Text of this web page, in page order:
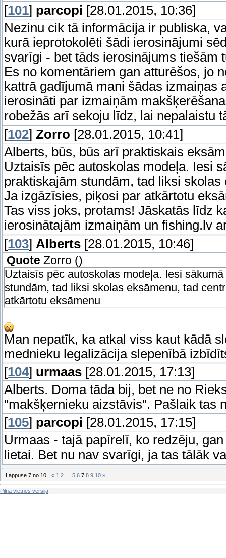
[101] parcopi [28.01.2015, 10:36]
Nezinu cik tā informācija ir publiska,
kurā ieprotokolēti šādi ierosinājumi
svarīgi - bet tāds ierosinājums tiešām
Es no komentāriem gan atturēšos, jo
kattrā gadījumā mani šādas
ierosināti par izmaiņām
robežās arī sekoju līdz, lai nepalaistu
[102] Zorro [28.01.2015, 10:41]
Alberts, būs, būs arī praktiskais
Uztaisīs pēc autoskolas modeļa. Iesi
praktiskajām stundām, tad liksi
Ja izgāzīsies, piķosi par atkārtotu
Tas viss joks, protams! Jāskatās līdz
ierosinātajām izmaiņām un fishing.lv
[103] Alberts [28.01.2015, 10:46]
Quote Zorro ()
Uztaisīs pēc autoskolas modeļa. Iesi
stundām, tad liksi skolas eksāmenu, tad
atkārtotu eksāmenu
Man nepatīk, ka atkal viss kaut kādā
mednieku legalizācija slepenībā
[104] urmaas [28.01.2015, 17:13]
Alberts. Doma tāda bij, bet ne no
"makšķernieku aizstāvis". Pašlaik tas
[105] parcopi [28.01.2015, 17:15]
Urmaas - tajā papīrelī, ko redzēju,
lietai. Bet nu nav svarīgi, ja tas tālāk
Lappuse 7 no 10 « 1 2 5 6 7 8 9 10 »
Pilnā vietnes versija